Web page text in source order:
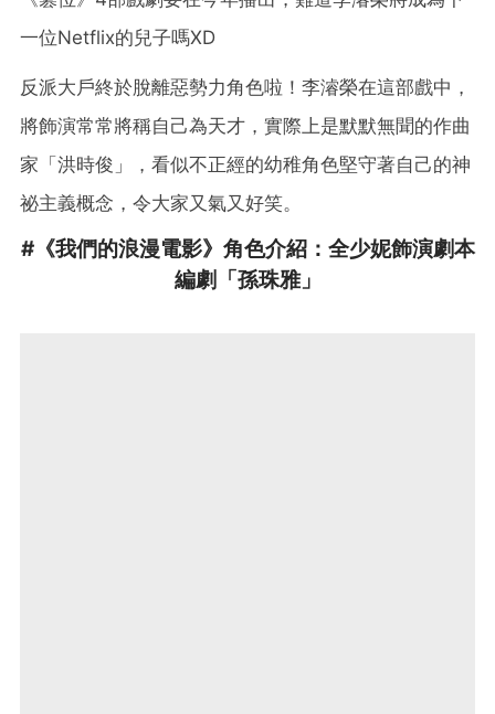
一位Netflix的兒子嗎XD
反派大戶終於脫離惡勢力角色啦！李濬榮在這部戲中，
將飾演常常將稱自己為天才，實際上是默默無聞的作曲
家「洪時俊」，看似不正經的幼稚角色堅守著自己的神
祕主義概念，令大家又氣又好笑。
#《我們的浪漫電影》角色介紹：全少妮飾演劇本
編劇「孫珠雅」